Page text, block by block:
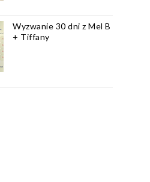
Wyzwanie 30 dni z Mel B
+ Tiffany